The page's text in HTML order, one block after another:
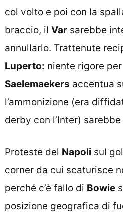
col volto e poi con la
braccio, il Var sarebbe
annullarlo. Trattenute
Luperto: niente rigore
Saelemaekers accentua
l’ammonizione (era
derby con l’Inter)
Proteste del Napoli sul
corner da cui scaturisce
perché c’è fallo di Bowie
posizione geografica di